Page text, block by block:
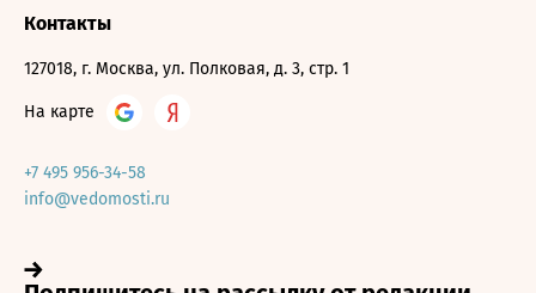
Контакты
127018, г. Москва, ул. Полковая, д. 3, стр. 1
На карте
+7 495 956-34-58
info@vedomosti.ru